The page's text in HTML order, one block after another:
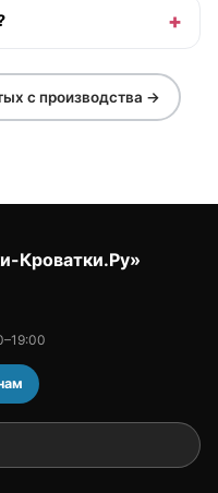
с производства →
Кроватки.Ру»